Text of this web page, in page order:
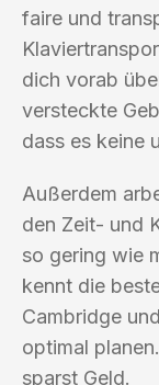
faire und
dich vorab
versteckte
dass es keine
Außerdem
den Zeit- und
so gering wie
kennt die
Cambridge
optimal
sparst Geld.